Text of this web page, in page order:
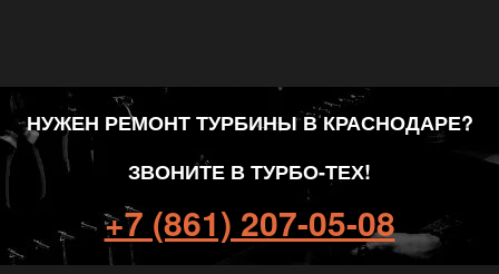
НУЖЕН РЕМОНТ ТУРБИНЫ В КРАСНОДАРЕ?
ЗВОНИТЕ В ТУРБО-ТЕХ!
+7 (861) 207-05-08